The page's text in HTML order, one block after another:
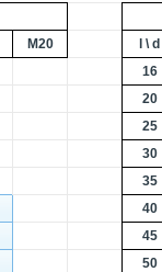
M20 l \ d
16
20
25
30
35
40
45
50